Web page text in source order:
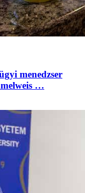
menedzser
…